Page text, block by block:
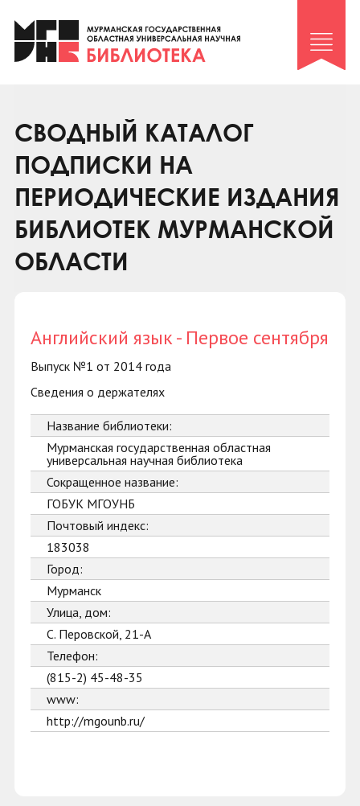
Клуб «Гиря и сельдерей»
Клуб «Семейный архив»
Коллегам
Контакты
СВОДНЫЙ КАТАЛОГ
ПОДПИСКИ НА
ПЕРИОДИЧЕСКИЕ ИЗДАНИЯ
БИБЛИОТЕК МУРМАНСКОЙ
ОБЛАСТИ
Английский язык - Первое сентября
Выпуск №1 от 2014 года
Сведения о держателях
Название библиотеки:
Мурманская государственная областная
универсальная научная библиотека
Сокращенное название:
ГОБУК МГОУНБ
Почтовый индекс:
183038
Город:
Мурманск
Улица, дом:
С. Перовской, 21-А
Телефон:
(815-2) 45-48-35
www:
http://mgounb.ru/